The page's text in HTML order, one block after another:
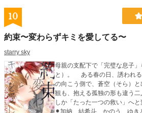
10
約束〜変わらずキミを愛してる〜
starry sky
母親の支配下で「完璧な息子
と）。 ある春の日、誘われ
の向こう側で、蒼空（そら）
観も、抱える孤独の形も違う
しか「たった一つの救い」へと変わって
⚫︎加納 結希斗 かのう ゆきと 高校三